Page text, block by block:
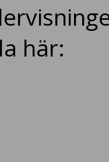
här: